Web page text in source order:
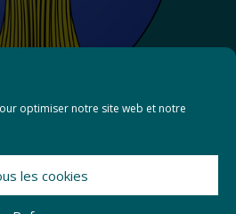
optimiser notre site web et notre
les cookies